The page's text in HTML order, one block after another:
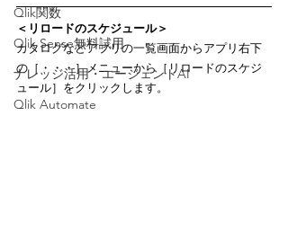
Qlik関数
Qlik Sense無料試用
ナレッジ活用・エージェントAI
Qlik Automate
＜リロードのスケジュール＞
カタログなどアプリの一覧画面からアプリ右下
の［・・・］メニューから［リロードのスケジ
ュール］をクリックします。